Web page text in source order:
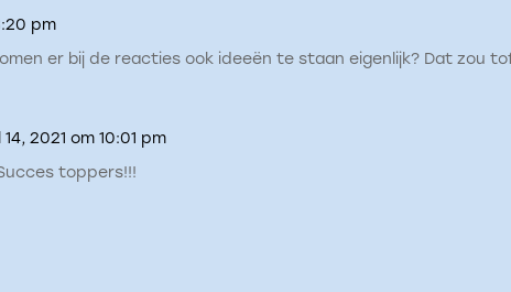
pm
er bij de reacties ook ideeën te staan eigenlijk? Dat zou
2021 om 10:01 pm
toppers!!!